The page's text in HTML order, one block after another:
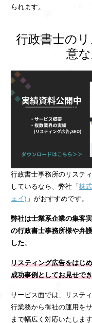
られます。
行政書士の
意
行政書士事務所のリステ
しているなら、弊社「株
ェイ) 」がおすすめです。
弊社は士業系企業の集客
の行政書士事務所様や弁
した。
リスティング広告をはじ
成功事例としてお見せで
サービス面では、リステ
行業務から御社の運用を
まで幅広く対応いたします